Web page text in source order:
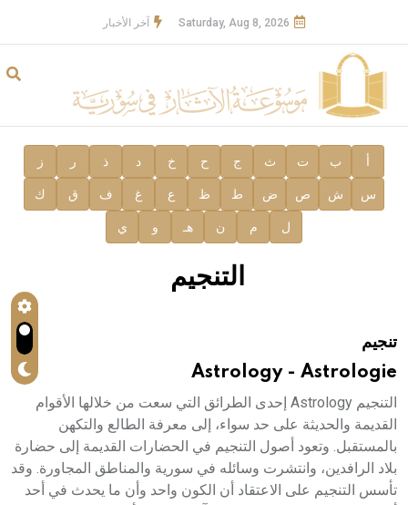
Saturday, Aug 8, 2026 آخر الأخبار
أ ب ت ث ج ح خ د ذ ر ز
س ش ص ض ط ظ ع غ ف ق ك
ل م ن هـ و ي
التنجيم
تنجيم
Astrology - Astrologie
التنجيم Astrology إحدى الطرائق التي سعت من خلالها الأقوام
القديمة والحديثة على حد سواء، إلى معرفة الطالع والتكهن
بالمستقبل. وتعود أصول التنجيم في الحضارات القديمة إلى حضارة
بلاد الرافدين، وانتشرت وسائله في سورية والمناطق المجاورة. وقد
تأسس التنجيم على الاعتقاد أن الكون واحد وأن ما يحدث في أحد